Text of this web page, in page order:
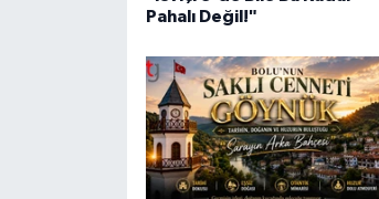
Pahalı Değil!"